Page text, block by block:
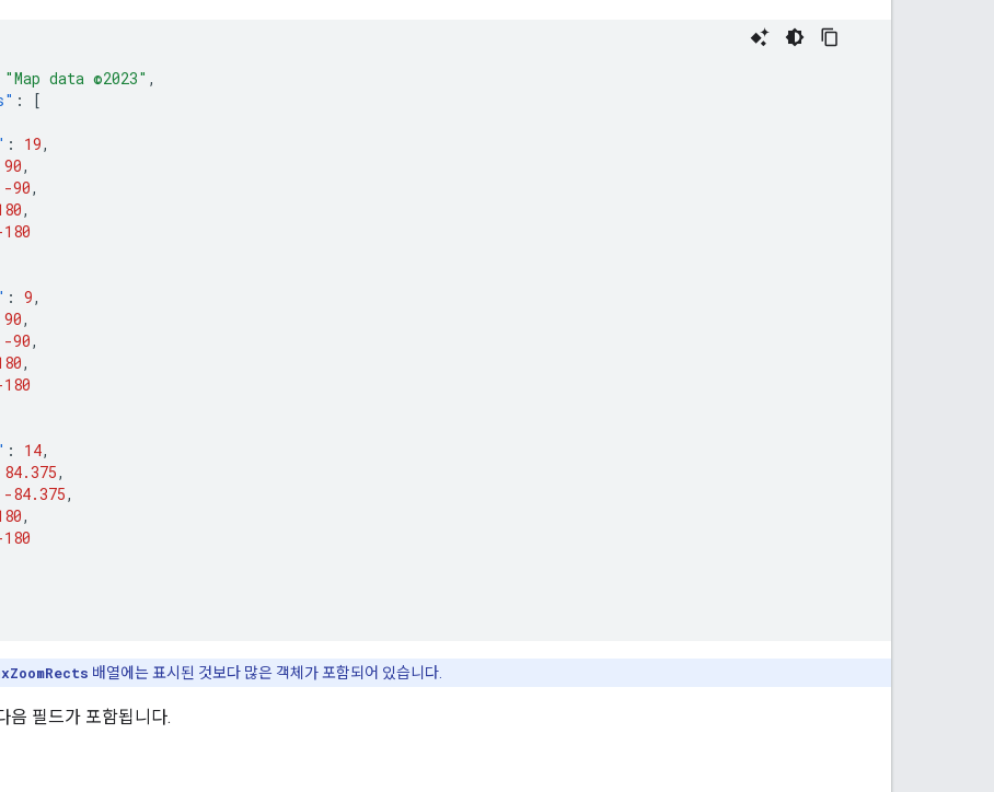
"Map data ©2023" ,
:
[
: 19,
90,
-90,
,
: 9,
90,
-90,
,
: 14,
84.375,
-84.375,
,
배열에는 표시된 것보다 많은 객체가 포함되어 있습니다.
음 필드가 포함됩니다.